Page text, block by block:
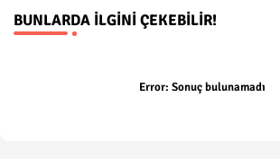
BUNLARDA İLGINI ÇEKEBILIR!
Error: Sonuç bulunamadı